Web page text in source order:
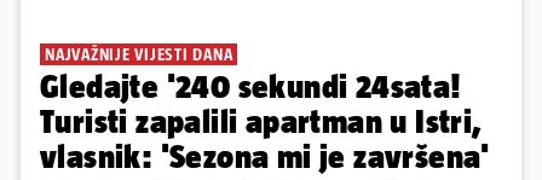
NAJVAŽNIJE VIJESTI DANA
Gledajte '240 sekundi 24sata!
Turisti zapalili apartman u Istri,
vlasnik: 'Sezona mi je završena'